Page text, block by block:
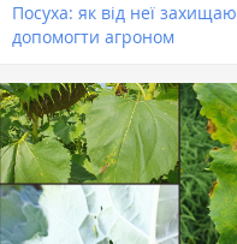
Посуха: як від неї
допомогти агроном